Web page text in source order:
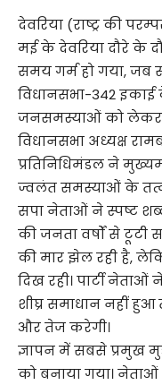
देवरिया (राष्ट्र की
मई के देवरिया दौरे के
समय गर्म हो गया, जब
विधानसभा-342 इकाई
जनसमस्याओं को लेकर
विधानसभा अध्यक्ष
प्रतिनिधिमंडल ने
ज्वलंत समस्याओं के
सपा नेताओं ने स्पष्ट
की जनता वर्षों से टूटी
की मार झेल रही है,
दिख रही। पार्टी
शीघ्र समाधान नहीं हुआ
और तेज करेगी।
ज्ञापन में सबसे प्रमुख
को बनाया गया।